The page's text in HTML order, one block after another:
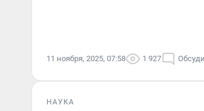
11 ноября, 2025, 07:58 1 927
НАУКА